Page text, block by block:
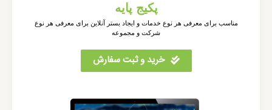
پکیج پایه
مناسب برای معرفی هر نوع خدمات و ایجاد بستر آنلاین برای معرفی هر نوع
شرکت و مجموعه
خرید و ثبت سفارش